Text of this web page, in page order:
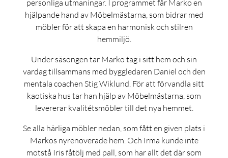
personliga utmaningar. I programmet får Marko en
hjälpande hand av Möbelmästarna, som bidrar med
möbler för att skapa en harmonisk och stilren
hemmiljö.
Under säsongen tar Marko tag i sitt hem och sin
vardag tillsammans med byggledaren Daniel och den
mentala coachen Stig Wiklund. För att förvandla sitt
kaotiska hus tar han hjälp av Möbelmästarna, som
levererar kvalitétsmöbler till det nya hemmet.
Se alla härliga möbler nedan, som fått en given plats i
Markos nyrenoverade hem. Och Irma kunde inte
motstå Iris fåtölj med pall, som har allt det där som